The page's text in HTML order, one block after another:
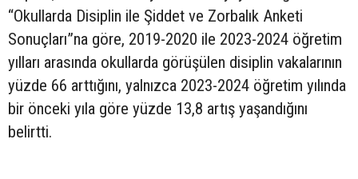
“Okullarda Disiplin ile Şiddet ve Zorbalık Anketi
Sonuçları”na göre, 2019-2020 ile 2023-2024 öğretim
yılları arasında okullarda görüşülen disiplin vakalarının
yüzde 66 arttığını, yalnızca 2023-2024 öğretim yılında
bir önceki yıla göre yüzde 13,8 artış yaşandığını
belirtti.